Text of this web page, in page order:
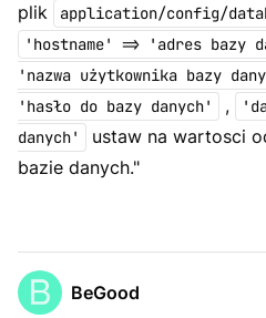
plik
application/config/
'hostname' => 'adres bazy
'nazwa użytkownika bazy
'hasło do bazy danych'
,
danych'
ustaw na wartosci
bazie danych."
BeGood